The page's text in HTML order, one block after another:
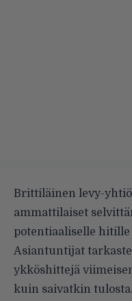
Brittiläinen levy-
ammattilaiset
potentiaaliselle
Asiantuntijat
ykköshittejä
kuin saivatkin tulosta.